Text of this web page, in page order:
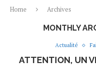
Home Archives
MONTHLY
Actualité
ATTENTION, UN